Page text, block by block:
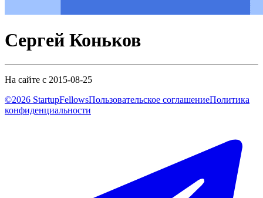
Сергей Коньков
На сайте с 2015-08-25
©2026 StartupFellowsПользовательское соглашениеПолитика
конфиденциальности